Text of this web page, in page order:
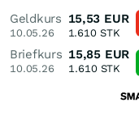
Geldkurs
10.05.26
15,53 EUR
1.610STK
Briefkurs
10.05.26
15,85 EUR
1.610STK